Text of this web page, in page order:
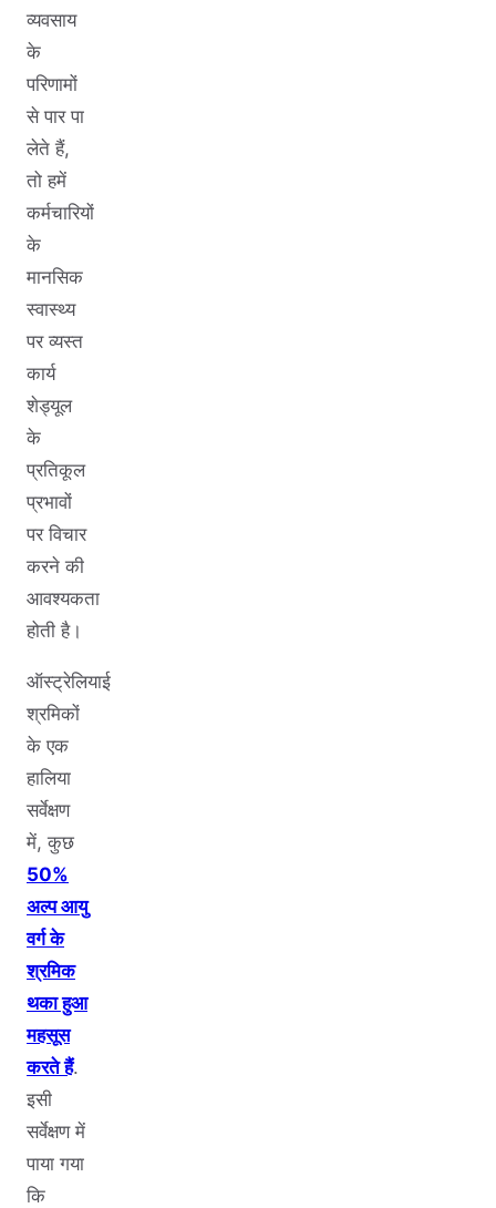
व्यवसाय
के
परिणामों
से पार पा
लेते हैं,
तो हमें
कर्मचारियों
के
मानसिक
स्वास्थ्य
पर व्यस्त
कार्य
शेड्यूल
के
प्रतिकूल
प्रभावों
पर विचार
करने की
आवश्यकता
होती है।
ऑस्ट्रेलियाई
श्रमिकों
के एक
हालिया
सर्वेक्षण
में, कुछ
50%
अल्प आयु
वर्ग के
श्रमिक
थका हुआ
महसूस
करते हैं.
इसी
सर्वेक्षण में
पाया गया
कि